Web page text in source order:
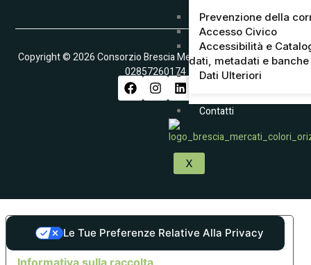
Prevenzione della
Accesso Civico
Accessibilità e
dati, metadati e
Dati Ulteriori
Contatti
X
Copyright © 2026 Consorzio Brescia Mercati S.p.A. – Partita IVA
02857260174
Informativa sulla raccolta
Le Tue Preferenze Relative Alla Privacy